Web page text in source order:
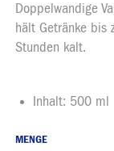
Beschrieb
Doppelwandige
hält Getränke bis
Stunden kalt.
Inhalt: 500 ml
MENGE